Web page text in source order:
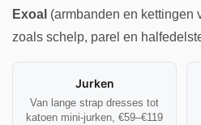
Exoal (armbanden en kettingen
zoals schelp, parel en
Jurken
Van lange strap dresses tot
katoen mini-jurken, €59–€119